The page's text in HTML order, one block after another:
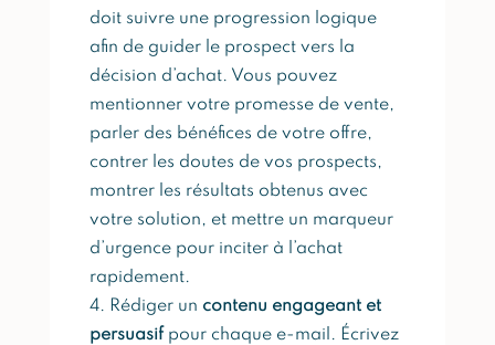
doit suivre une progression logique
afin de guider le prospect vers la
décision d’achat. Vous pouvez
mentionner votre promesse de vente,
parler des bénéfices de votre offre,
contrer les doutes de vos prospects,
montrer les résultats obtenus avec
votre solution, et mettre un marqueur
d’urgence pour inciter à l’achat
rapidement.
Rédiger un contenu engageant et
persuasifpour chaque e-mail. Écrivez